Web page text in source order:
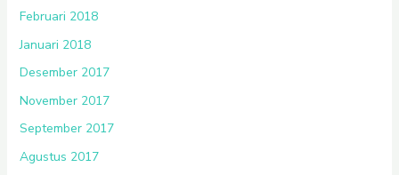
Februari 2018
Januari 2018
Desember 2017
November 2017
September 2017
Agustus 2017